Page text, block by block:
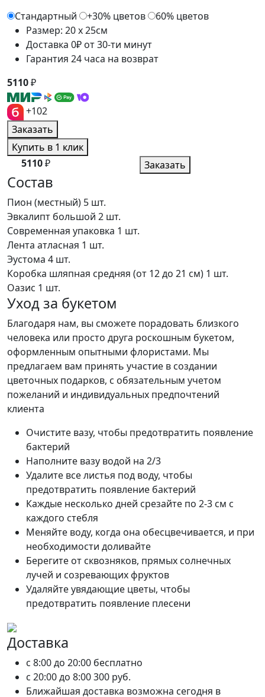
Стандартный
+30% цветов
60% цветов
Размер: 20 x 25см
Доставка 0₽ от 30-ти минут
Гарантия 24 часа на возврат
5110₽
+102
Заказать
Купить в 1 клик
5110₽ Заказать
Состав
Пион (местный) 5 шт.
Эвкалипт большой 2 шт.
Современная упаковка 1 шт.
Лента атласная 1 шт.
Эустома 4 шт.
Коробка шляпная средняя (от 12 до 21 см) 1 шт.
Оазис 1 шт.
Уход за букетом
Благодаря нам, вы сможете порадовать близкого
человека или просто друга роскошным букетом,
оформленным опытными флористами. Мы
предлагаем вам принять участие в создании
цветочных подарков, с обязательным учетом
пожеланий и индивидуальных предпочтений
клиента
Очистите вазу, чтобы предотвратить появление
бактерий
Наполните вазу водой на 2/3
Удалите все листья под воду, чтобы
предотвратить появление бактерий
Каждые несколько дней срезайте по 2-3 см с
каждого стебля
Меняйте воду, когда она обесцвечивается, и при
необходимости доливайте
Берегите от сквозняков, прямых солнечных
лучей и созревающих фруктов
Удаляйте увядающие цветы, чтобы
предотвратить появление плесени
Доставка
c 8:00 до 20:00 бесплатно
c 20:00 до 8:00300 руб.
Ближайшая доставка возможна сегодня в